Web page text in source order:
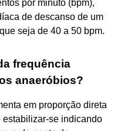
por minuto (bpm),
de descanso de um
seja de 40 a 50 bpm.
frequência
anaeróbios?
em proporção direta
estabilizar-se indicando